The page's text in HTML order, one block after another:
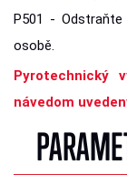
P501 -
osobě.
Pyrotechnický
návedom